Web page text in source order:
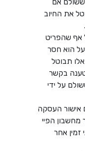
את החיוב
אף שהפריט
הוא חסר
תבוטל
בקשר
על ידי
אישור העסקה
מחשבון הפיי
זמין אחר